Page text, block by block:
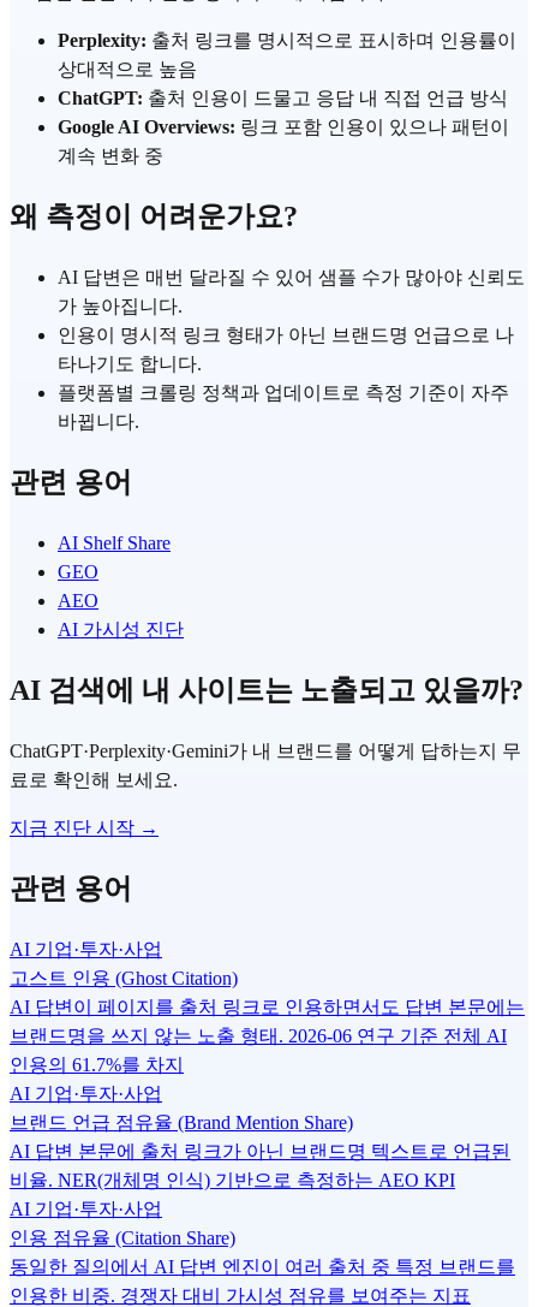
Perplexity: 출처 링크를 명시적으로 표시하며 인용률이
상대적으로 높음
ChatGPT: 출처 인용이 드물고 응답 내 직접 언급 방식
Google AI Overviews: 링크 포함 인용이 있으나 패턴이
계속 변화 중
왜 측정이 어려운가요?
AI 답변은 매번 달라질 수 있어 샘플 수가 많아야 신뢰도
가 높아집니다.
인용이 명시적 링크 형태가 아닌 브랜드명 언급으로 나
타나기도 합니다.
플랫폼별 크롤링 정책과 업데이트로 측정 기준이 자주
바뀝니다.
관련 용어
AI Shelf Share
GEO
AEO
AI 가시성 진단
AI 검색에 내 사이트는 노출되고 있을까?
ChatGPT·Perplexity·Gemini가 내 브랜드를 어떻게 답하는지 무
료로 확인해 보세요.
지금 진단 시작 →
관련 용어
AI 기업·투자·사업
고스트 인용 (Ghost Citation)
AI 답변이 페이지를 출처 링크로 인용하면서도 답변 본문에는
브랜드명을 쓰지 않는 노출 형태. 2026-06 연구 기준 전체 AI
인용의 61.7%를 차지
AI 기업·투자·사업
브랜드 언급 점유율 (Brand Mention Share)
AI 답변 본문에 출처 링크가 아닌 브랜드명 텍스트로 언급된
비율. NER(개체명 인식) 기반으로 측정하는 AEO KPI
AI 기업·투자·사업
인용 점유율 (Citation Share)
동일한 질의에서 AI 답변 엔진이 여러 출처 중 특정 브랜드를
인용한 비중. 경쟁자 대비 가시성 점유를 보여주는 지표